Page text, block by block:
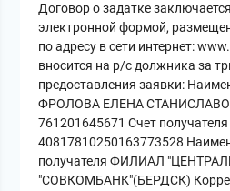
Договор о задатке
электронной формой,
по адресу в сети интернет:
вносится на р/с должника за
предоставления заявки:
ФРОЛОВА ЕЛЕНА
761201645671 Счет получателя
40817810250163773528
получателя ФИЛИАЛ
"СОВКОМБАНК"(БЕРДСК)